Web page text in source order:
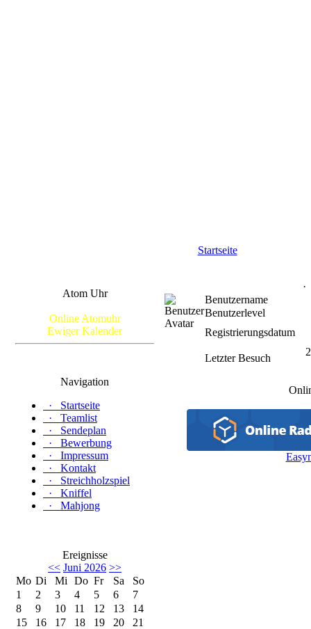
Startseite
Atom Uhr
Online Atomuhr
Ewiger Kalender
Navigation
·
Startseite
·
Teamlist
·
Sendeplan
·
Bewerbung
·
Impressum
·
Kontakt
·
Streichholzspiel
·
Kniffel
·
Mahjong
Ereignisse
<< Juni 2026 >>
Mo Di Mi Do Fr Sa
So
1
2 3 4 5 6
7
8
9 10 11 12 13
14
15
16 17 18 19 20
21
·
Benutzername
Benutzerlevel
Registrierungsdatum
Letzter Besuch